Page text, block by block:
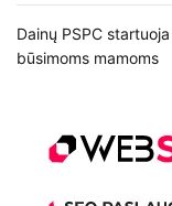
Dainų PSPC
būsimoms mamoms